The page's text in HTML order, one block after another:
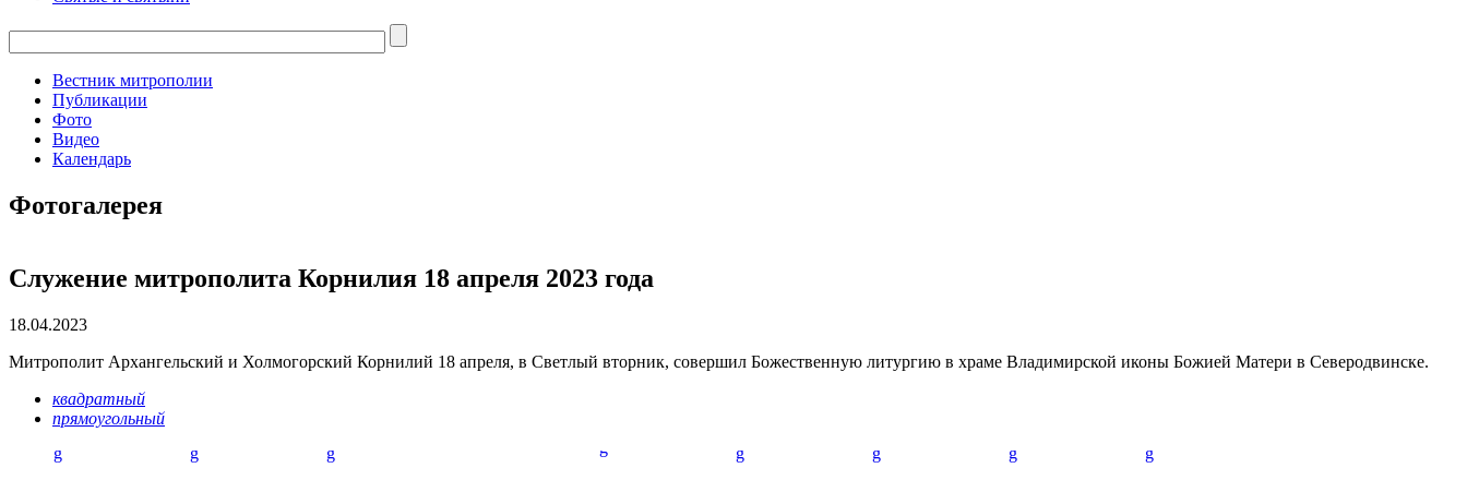
Вестник митрополии
Публикации
Фото
Видео
Календарь
Фотогалерея
Служение митрополита Корнилия 18 апреля 2023 года
18.04.2023
Митрополит Архангельский и Холмогорский Корнилий 18 апреля, в Светлый вторник, совершил Божественную литургию в храме Владимирской иконы Божией Матери в Северодвинске.
квадратный
прямоугольный